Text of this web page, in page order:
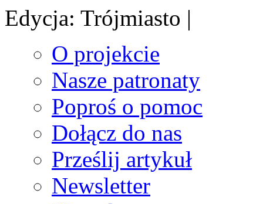
Edycja: Trójmiasto |
O projekcie
Nasze patronaty
Poproś o pomoc
Dołącz do nas
Prześlij artykuł
Newsletter